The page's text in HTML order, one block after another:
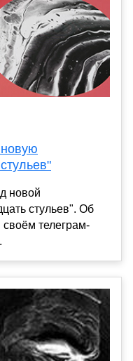
новой
стульев". Об
телеграм-